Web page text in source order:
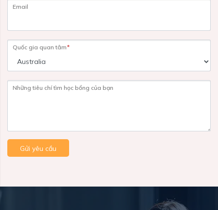
Email
Quốc gia quan tâm*
Những tiêu chí tìm học bổng của bạn
Gửi yêu cầu